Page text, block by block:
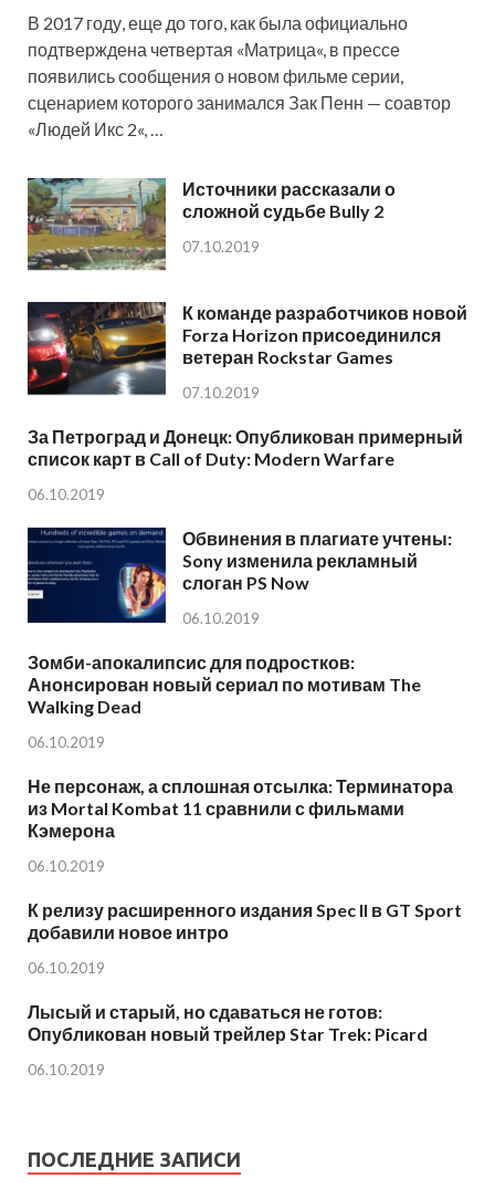
В 2017 году, еще до того, как была официально
подтверждена четвертая «Матрица«, в прессе
появились сообщения о новом фильме серии,
сценарием которого занимался Зак Пенн — соавтор
«Людей Икс 2«, …
Источники рассказали о
сложной судьбе Bully 2
07.10.2019
К команде разработчиков новой
Forza Horizon присоединился
ветеран Rockstar Games
07.10.2019
За Петроград и Донецк: Опубликован примерный
список карт в Call of Duty: Modern Warfare
06.10.2019
Обвинения в плагиате учтены:
Sony изменила рекламный
слоган PS Now
06.10.2019
Зомби-апокалипсис для подростков:
Анонсирован новый сериал по мотивам The
Walking Dead
06.10.2019
Не персонаж, а сплошная отсылка: Терминатора
из Mortal Kombat 11 сравнили с фильмами
Кэмерона
06.10.2019
К релизу расширенного издания Spec II в GT Sport
добавили новое интро
06.10.2019
Лысый и старый, но сдаваться не готов:
Опубликован новый трейлер Star Trek: Picard
06.10.2019
ПОСЛЕДНИЕ ЗАПИСИ